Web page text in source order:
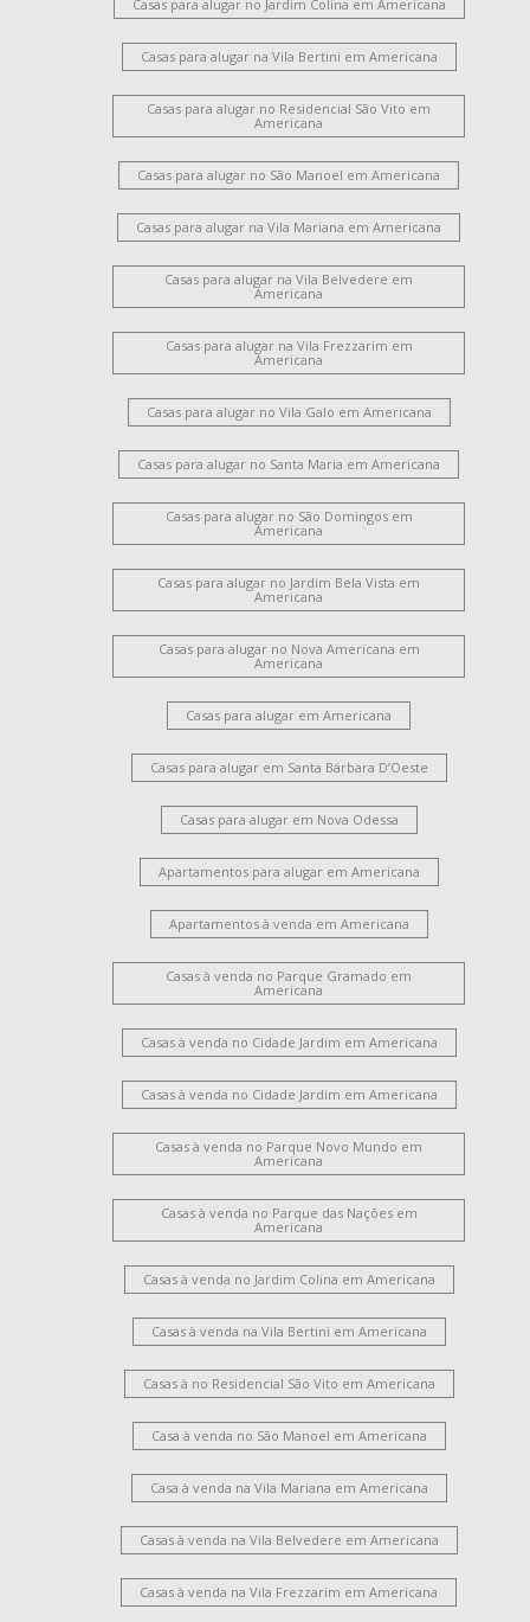
Casas para alugar no Jardim Colina em Americana
Casas para alugar na Vila Bertini em Americana
Casas para alugar no Residencial São Vito em
Americana
Casas para alugar no São Manoel em Americana
Casas para alugar na Vila Mariana em Americana
Casas para alugar na Vila Belvedere em
Americana
Casas para alugar na Vila Frezzarim em
Americana
Casas para alugar no Vila Galo em Americana
Casas para alugar no Santa Maria em Americana
Casas para alugar no São Domingos em
Americana
Casas para alugar no Jardim Bela Vista em
Americana
Casas para alugar no Nova Americana em
Americana
Casas para alugar em Americana
Casas para alugar em Santa Bárbara D’Oeste
Casas para alugar em Nova Odessa
Apartamentos para alugar em Americana
Apartamentos à venda em Americana
Casas à venda no Parque Gramado em
Americana
Casas à venda no Cidade Jardim em Americana
Casas à venda no Cidade Jardim em Americana
Casas à venda no Parque Novo Mundo em
Americana
Casas à venda no Parque das Nações em
Americana
Casas à venda no Jardim Colina em Americana
Casas à venda na Vila Bertini em Americana
Casas à no Residencial São Vito em Americana
Casa à venda no São Manoel em Americana
Casa à venda na Vila Mariana em Americana
Casas à venda na Vila Belvedere em Americana
Casas à venda na Vila Frezzarim em Americana